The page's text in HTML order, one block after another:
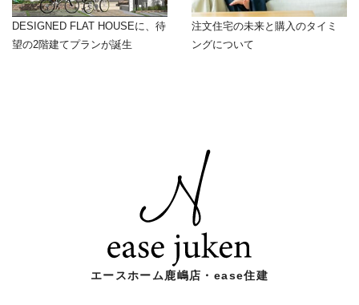
DESIGNED FLAT HOUSEに、待
望の2階建てプランが誕生
注文住宅の未来と購入のタイミ
ングについて
エースホーム鹿嶋店・ease住建